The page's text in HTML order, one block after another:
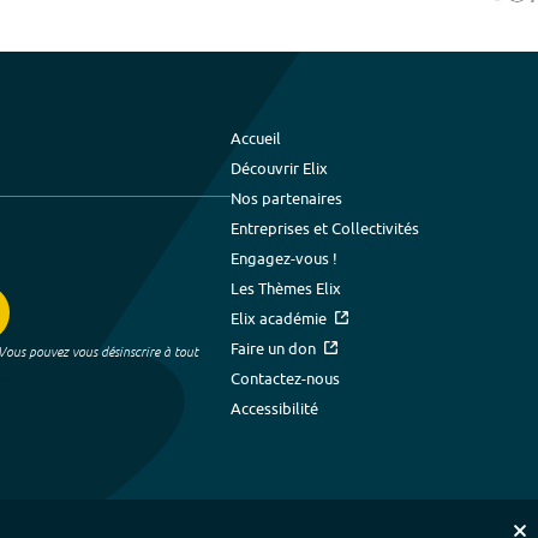
pouvez vous désinscrire à tout
Accueil
Découvrir Elix
Nos partenaires
Entreprises et Collectivités
Engagez-vous !
Les Thèmes Elix
Elix académie
Faire un don
Contactez-nous
Accessibilité